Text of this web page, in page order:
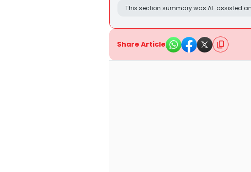
This section summary was AI-assisted
Share Article